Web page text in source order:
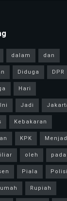
dalam
dan
Diduga
DPR
Hari
Ini Jadi
Kebakaran
KPK
oleh
pada
Piala
Polisi
Rupiah